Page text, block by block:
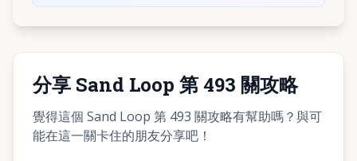
分享 Sand Loop 第 493 關攻略
覺得這個 Sand Loop 第 493 關攻略有幫助嗎？與可
能在這一關卡住的朋友分享吧！